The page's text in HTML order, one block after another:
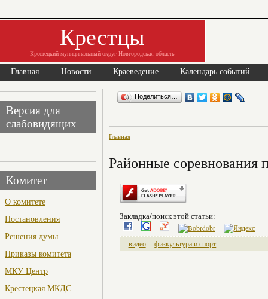
Крестцы
Крестецкий муниципальный округ Новгородская область
Главная Новости Краеведение Календарь событий
Версия для
слабовидящих
Комитет
О комитете
Постановления
Решения думы
Приказы комитета
МКУ Центр
Крестецкая МКДС
Поделиться…
Главная
Районные соревнования
Закладка/поиск этой статьи:
видео физкультура и спорт